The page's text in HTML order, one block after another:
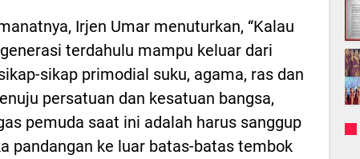
Irjen Umar menuturkan, “Kalau
terdahulu mampu keluar dari
sikap primodial suku, agama, ras dan
persatuan dan kesatuan bangsa,
pemuda saat ini adalah harus sanggup
pandangan ke luar batas-batas tembok